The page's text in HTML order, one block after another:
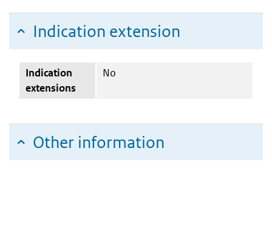
Indication extension
Indication
extensions
No
Other information